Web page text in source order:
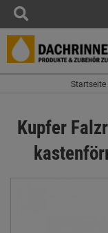
Startseite
Kupfer